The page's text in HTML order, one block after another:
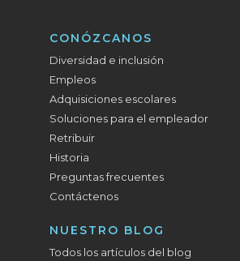
CONÓZCANOS
Diversidad e inclusión
Empleos
Adquisiciones escolares
Soluciones para el empleador
Retribuir
Historia
Preguntas frecuentes
Contáctenos
NUESTRO BLOG
Todos los artículos del blog